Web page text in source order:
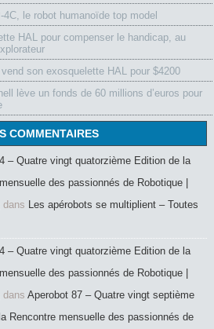
4C, le robot humanoïde top model
HAL pour compenser le handicap, au
son exosquelette HAL pour $4200
lève un fonds de 60 millions d’euros pour
COMMENTAIRES
– Quatre vingt quatorzième Edition de la
des passionnés de Robotique |
dans Les apérobots se multiplient – Toutes
– Quatre vingt quatorzième Edition de la
des passionnés de Robotique |
dans Aperobot 87 – Quatre vingt septième
Rencontre mensuelle des passionnés de